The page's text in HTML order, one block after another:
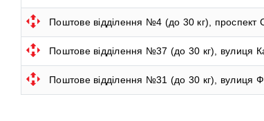
Поштове відділення №4 (до 30 кг), проспект
Поштове відділення №37 (до 30 кг), вулиця
Поштове відділення №31 (до 30 кг), вулиця